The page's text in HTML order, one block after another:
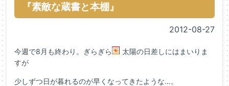
『素敵な蔵書と本棚』
2012-08-27
今週で8月も終わり。ぎらぎら
太陽の日差しにはまいりま
すが
少しずつ日が暮れるのが早くなってきたような…。